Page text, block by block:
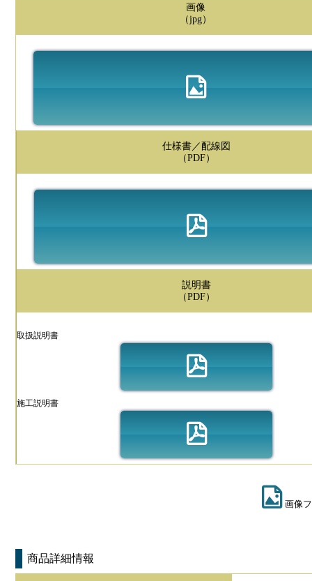
画像
（jpg）
仕様書／配線図
（PDF）
説明書
（PDF）
取扱説明書
施工説明書
画像
商品詳細情報